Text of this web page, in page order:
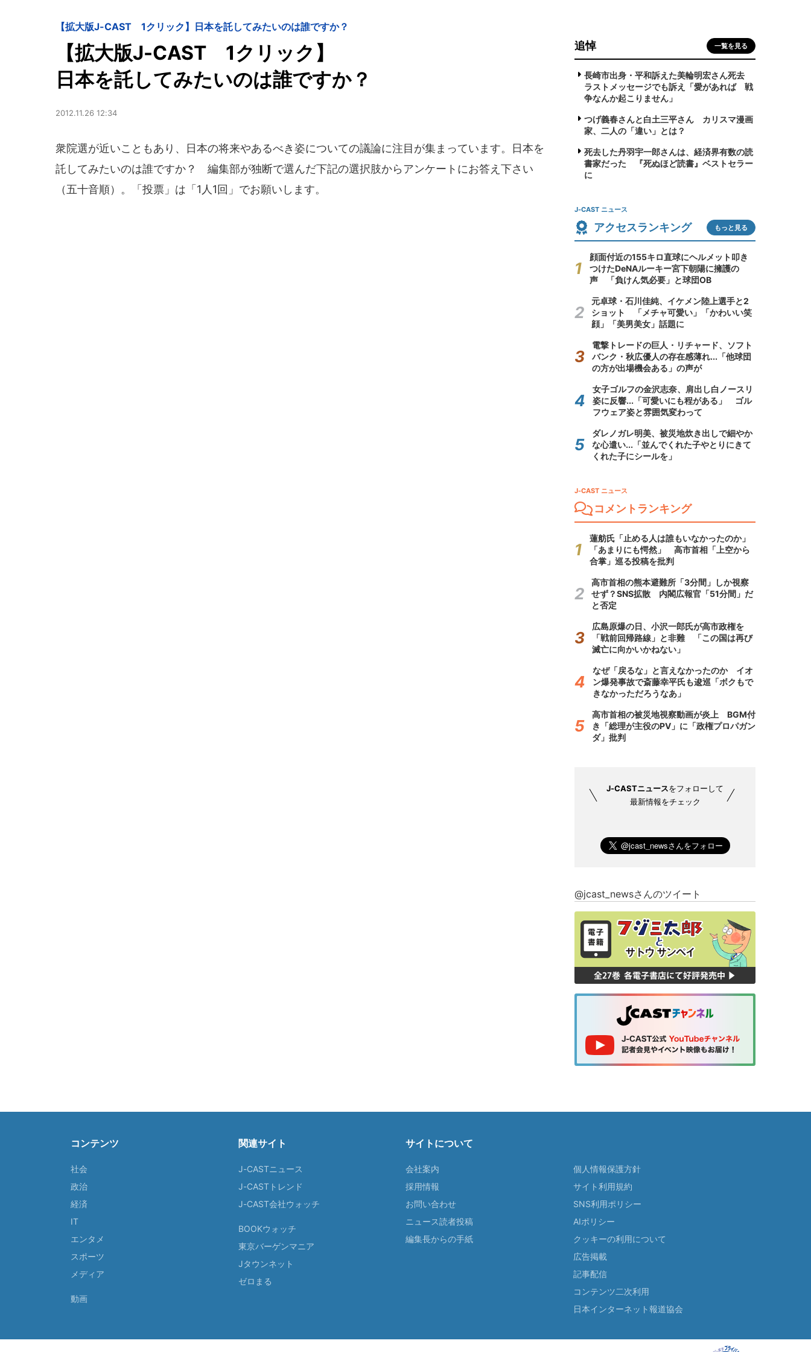
【拡大版J-CAST 1クリック】日本を託してみたいのは誰ですか？
【拡大版J-CAST 1クリック】
日本を託してみたいのは誰ですか？
2012.11.26 12:34
衆院選が近いこともあり、日本の将来やあるべき姿についての議論に注目が集まっています。日本を
託してみたいのは誰ですか？ 編集部が独断で選んだ下記の選択肢からアンケートにお答え下さい
（五十音順）。「投票」は「1人1回」でお願いします。
追悼 一覧を見る
長崎市出身・平和訴えた美輪明宏さん死去
ラストメッセージでも訴え「愛があれば 戦
争なんか起こりません」
つげ義春さんと白土三平さん カリスマ漫画
家、二人の「違い」とは？
死去した丹羽宇一郎さんは、経済界有数の読
書家だった 『死ぬほど読書』ベストセラー
に
J-CAST ニュース
アクセスランキング もっと見る
顔面付近の155キロ直球にヘルメット叩き
つけたDeNAルーキー宮下朝陽に擁護の
声 「負けん気必要」と球団OB
元卓球・石川佳純、イケメン陸上選手と2
ショット 「メチャ可愛い」「かわいい笑
顔」「美男美女」話題に
電撃トレードの巨人・リチャード、ソフト
バンク・秋広優人の存在感薄れ...「他球団
の方が出場機会ある」の声が
女子ゴルフの金沢志奈、肩出し白ノースリ
姿に反響...「可愛いにも程がある」 ゴル
フウェア姿と雰囲気変わって
ダレノガレ明美、被災地炊き出しで細やか
な心遣い...「並んでくれた子やとりにきて
くれた子にシールを」
J-CAST ニュース
コメントランキング
蓮舫氏「止める人は誰もいなかったのか」
「あまりにも愕然」 高市首相「上空から
合掌」巡る投稿を批判
高市首相の熊本避難所「3分間」しか視察
せず？SNS拡散 内閣広報官「51分間」だ
と否定
広島原爆の日、小沢一郎氏が高市政権を
「戦前回帰路線」と非難 「この国は再び
滅亡に向かいかねない」
なぜ「戻るな」と言えなかったのか イオ
ン爆発事故で斎藤幸平氏も逡巡「ボクもで
きなかっただろうなあ」
高市首相の被災地視察動画が炎上 BGM付
き「総理が主役のPV」に「政権プロパガン
ダ」批判
J-CASTニュースをフォローして
最新情報をチェック
@jcast_newsさんのツイート
コンテンツ
社会
政治
経済
IT
エンタメ
スポーツ
メディア
動画
関連サイト
J-CASTニュース
J-CASTトレンド
J-CAST会社ウォッチ
BOOKウォッチ
東京バーゲンマニア
Jタウンネット
ゼロまる
サイトについて
会社案内
採用情報
お問い合わせ
ニュース読者投稿
編集長からの手紙
個人情報保護方針
サイト利用規約
SNS利用ポリシー
AIポリシー
クッキーの利用について
広告掲載
記事配信
コンテンツ二次利用
日本インターネット報道協会